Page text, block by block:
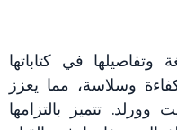
وتفاصيلها في كتاباتها
وسلاسة، مما يعزز
تتميز بالتزامها